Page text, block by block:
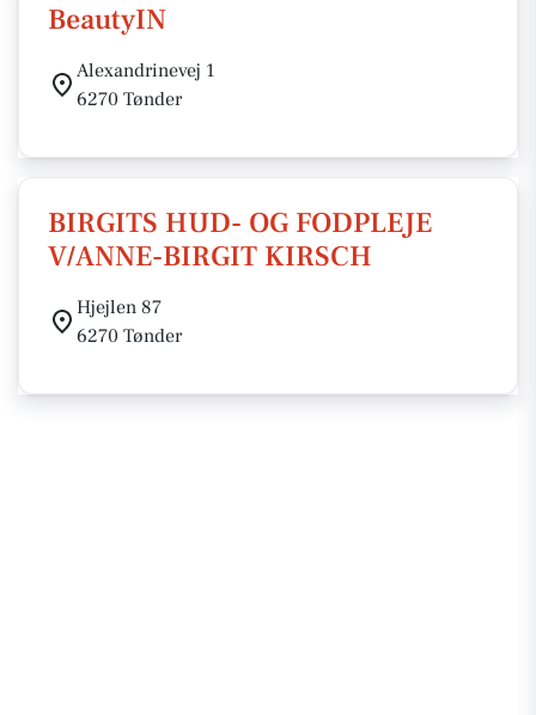
BeautyIN
Alexandrinevej 1
6270 Tønder
BIRGITS HUD- OG FODPLEJE
V/ANNE-BIRGIT KIRSCH
Hjejlen 87
6270 Tønder